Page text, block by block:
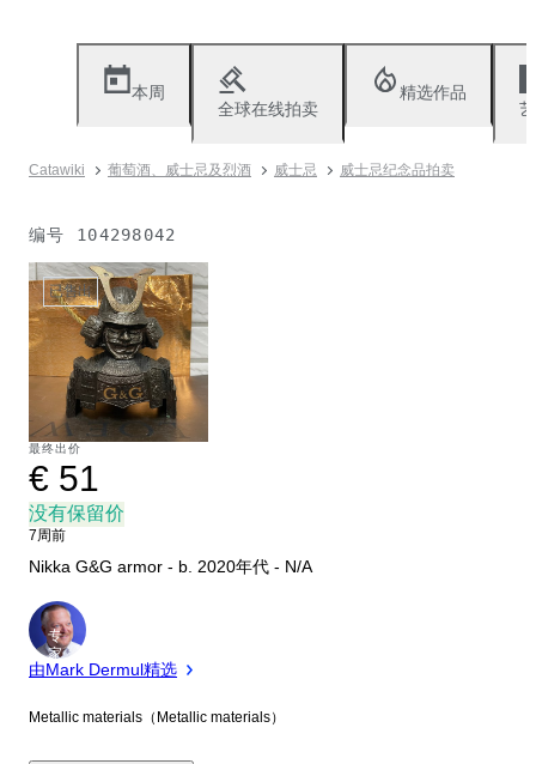
本周
全球在线拍卖
精选作品
Catawiki 葡萄酒、威士忌及烈酒 威士忌 威士忌纪念品拍卖
编号 104298042
已售出
最终出价
€ 51
没有保留价
7周前
Nikka G&G armor - b. 2020年代 - N/A
专
家
由Mark Dermul精选
Metallic materials（Metallic materials）